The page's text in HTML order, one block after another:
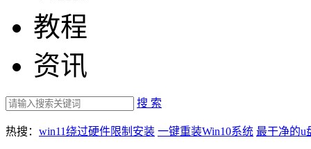
教程
资讯
搜 索
热搜： win11绕过硬件限制安装 一键重装Win10系统 最干净的u